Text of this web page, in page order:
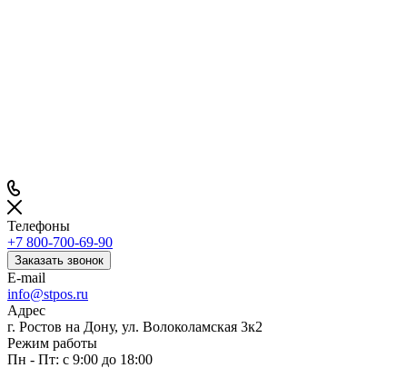
Телефоны
+7 800-700-69-90
Заказать звонок
E-mail
info@stpos.ru
Адрес
г. Ростов на Дону, ул. Волоколамская 3к2
Режим работы
Пн - Пт: с 9:00 до 18:00